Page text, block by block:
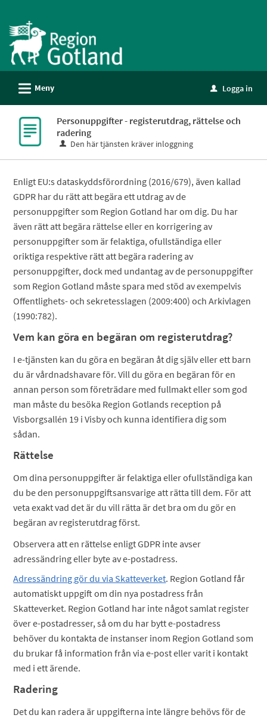
till
tjänster
-
Gotland
L Meny u Logga in
Personuppgifter - registerutdrag, rättelse och
radering
Den här tjänsten kräver inloggning
Enligt EU:s dataskyddsförordning (2016/679), även kallad
GDPR har du rätt att begära ett utdrag av de
personuppgifter som Region Gotland har om dig. Du har
även rätt att begära rättelse eller en korrigering av
personuppgifter som är felaktiga, ofullständiga eller
oriktiga respektive rätt att begära radering av
personuppgifter, dock med undantag av de personuppgifter
som Region Gotland måste spara med stöd av exempelvis
Offentlighets- och sekretesslagen (2009:400) och Arkivlagen
(1990:782).
Vem kan göra en begäran om registerutdrag?
I e-tjänsten kan du göra en begäran åt dig själv eller ett barn
du är vårdnadshavare för. Vill du göra en begäran för en
annan person som företrädare med fullmakt eller som god
man måste du besöka Region Gotlands reception på
Visborgsallén 19 i Visby och kunna identifiera dig som
sådan.
Rättelse
Om dina personuppgifter är felaktiga eller ofullständiga kan
du be den personuppgiftsansvarige att rätta till dem. För att
veta exakt vad det är du vill rätta är det bra om du gör en
begäran av registerutdrag först.
Observera att en rättelse enligt GDPR inte avser
adressändring eller byte av e-postadress.
Adressändring gör du via Skatteverket. Region Gotland får
automatiskt uppgift om din nya postadress från
Skatteverket. Region Gotland har inte något samlat register
över e-postadresser, så om du har bytt e-postadress
behöver du kontakta de instanser inom Region Gotland som
du brukar få information från via e-post eller varit i kontakt
med i ett ärende.
Radering
Det du kan radera är uppgifterna inte längre behövs för de